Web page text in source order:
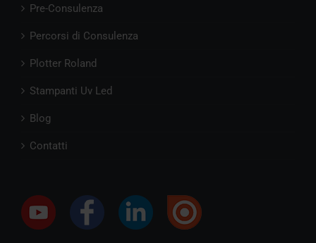
Pre-Consulenza
Percorsi di Consulenza
Plotter Roland
Stampanti Uv Led
Blog
Contatti